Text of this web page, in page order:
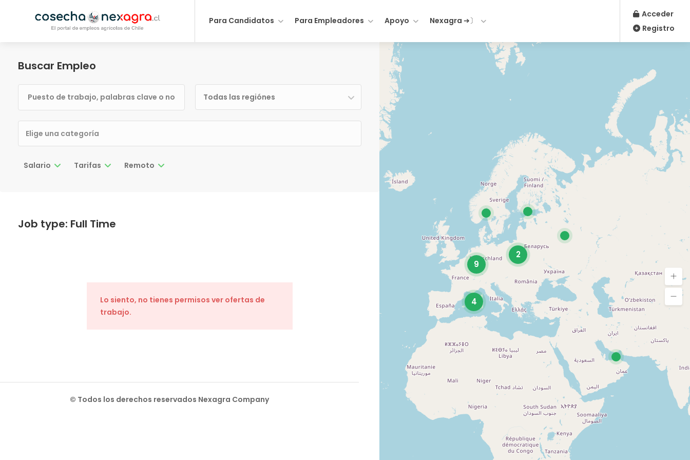
Para Candidatos Para Empleadores Apoyo Nexagra ➔〕
Acceder
Registro
Buscar Empleo
Todas las regiónes
Salario Tarifas Remoto
Job type: Full Time
Lo siento, no tienes permisos ver ofertas de
trabajo.
© Todos los derechos reservados Nexagra Company
2
4
9